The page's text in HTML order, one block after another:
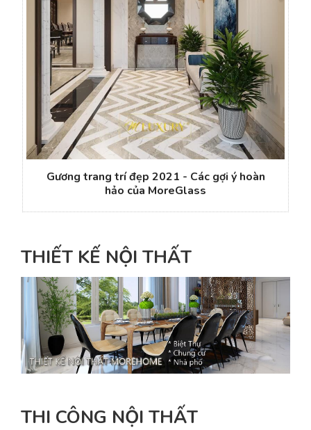
Gương trang trí đẹp 2021 - Các gợi ý hoàn
hảo của MoreGlass
THIẾT KẾ NỘI THẤT
THI CÔNG NỘI THẤT